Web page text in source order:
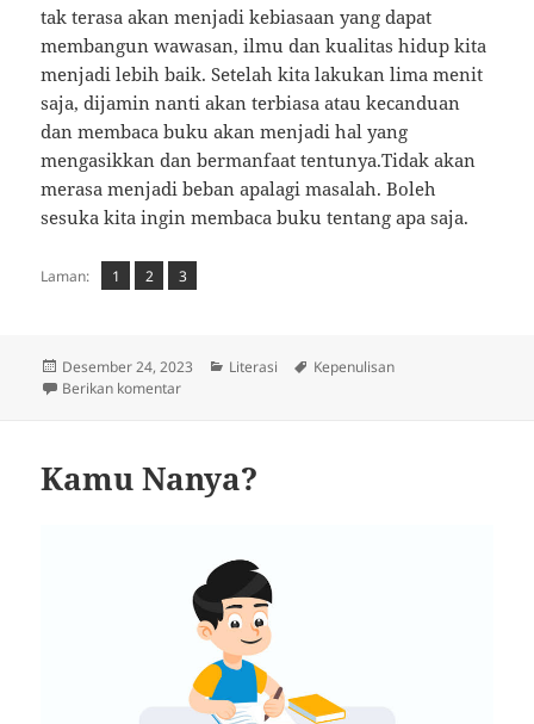
tak terasa akan menjadi kebiasaan yang dapat
membangun wawasan, ilmu dan kualitas hidup kita
menjadi lebih baik. Setelah kita lakukan lima menit
saja, dijamin nanti akan terbiasa atau kecanduan
dan membaca buku akan menjadi hal yang
mengasikkan dan bermanfaat tentunya.Tidak akan
merasa menjadi beban apalagi masalah. Boleh
sesuka kita ingin membaca buku tentang apa saja.
Laman: Laman
1 ,
Laman
2 ,
Laman
3
Diposkan
pada
Desember 24, 2023 Kategori
Literasi Tag
Kepenulisan
Berikan komentaruntuk Sempatkan Membaca, Meski Lima Menit Saja
Kamu Nanya?